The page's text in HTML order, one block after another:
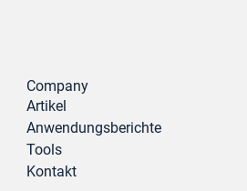
Company
Artikel
Anwendungsberichte
Tools
Kontakt